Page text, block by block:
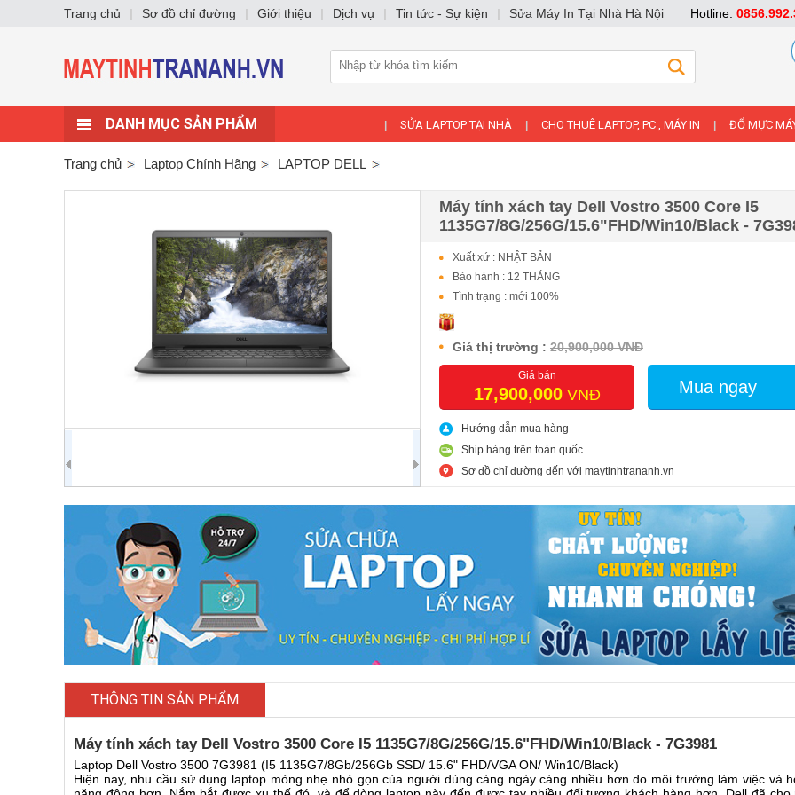
DANH MỤC SẢN PHẨM SỬA LAPTOP TẠI NHÀ CHO THUÊ LAPTOP, PC , MÁY IN ĐỔ MỰC
Trang chủ Laptop Chính Hãng LAPTOP DELL
Máy tính xách tay Dell Vostro 3500 Core I5
1135G7/8G/256G/15.6"FHD/Win10/Black -
Xuất xứ : NHẬT BẢN
Bảo hành : 12 THÁNG
Tình trạng : mới 100%
Giá thị trường : 20,900,000 VNĐ
Giá bán
17,900,000VNĐ Mua ngay
Hướng dẫn mua hàng
Ship hàng trên toàn quốc
Sơ đồ chỉ đường đến với maytinhtrananh.vn
THÔNG TIN SẢN PHẨM
Máy tính xách tay Dell Vostro 3500 Core I5 1135G7/8G/256G/15.6"FHD/Win10/Black - 7G3981
Laptop Dell Vostro 3500 7G3981 (I5 1135G7/8Gb/256Gb SSD/ 15.6" FHD/VGA ON/ Win10/Black)
Hiện nay, nhu cầu sử dụng laptop mỏng nhẹ nhỏ gọn của người dùng càng ngày càng nhiều hơn do môi trường làm việc và
Trang chủ | Sơ đồ chỉ đường | Giới thiệu | Dịch vụ | Tin tức - Sự kiện | Sửa Máy In Tại Nhà Hà Nội Hotline: